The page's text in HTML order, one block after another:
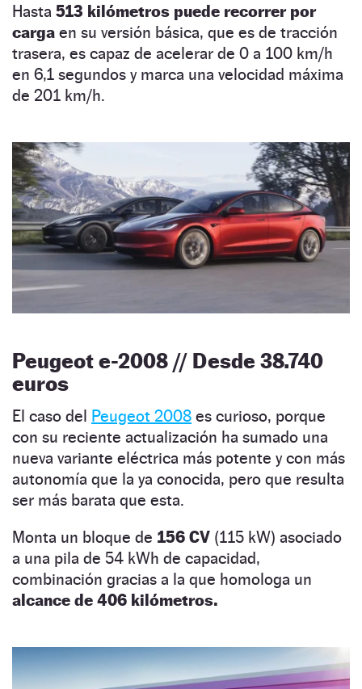
Hasta 513 kilómetros puede recorrer por
carga en su versión básica, que es de tracción
trasera, es capaz de acelerar de 0 a 100 km/h
en 6,1 segundos y marca una velocidad máxima
de 201 km/h.
Peugeot e-2008 // Desde 38.740
euros
El caso del Peugeot 2008 es curioso, porque
con su reciente actualización ha sumado una
nueva variante eléctrica más potente y con más
autonomía que la ya conocida, pero que resulta
ser más barata que esta.
Monta un bloque de 156 CV (115 kW) asociado
a una pila de 54 kWh de capacidad,
combinación gracias a la que homologa un
alcance de 406 kilómetros.